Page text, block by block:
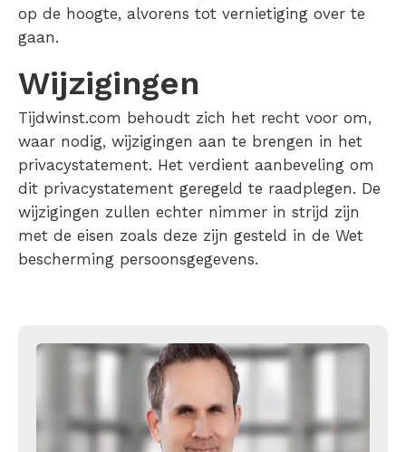
op de hoogte, alvorens tot vernietiging over te
gaan.
Wijzigingen
Tijdwinst.com behoudt zich het recht voor om,
waar nodig, wijzigingen aan te brengen in het
privacystatement. Het verdient aanbeveling om
dit privacystatement geregeld te raadplegen. De
wijzigingen zullen echter nimmer in strijd zijn
met de eisen zoals deze zijn gesteld in de Wet
bescherming persoonsgegevens.